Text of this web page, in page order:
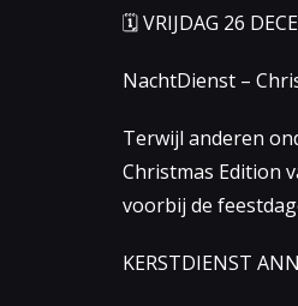
🗓 VRIJDAG 26
NachtDienst –
Terwijl anderen
Christmas Edition
voorbij de
KERSTDIENST